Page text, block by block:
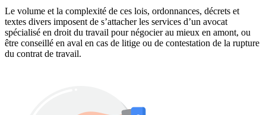
Le volume et la complexité de ces lois, ordonnances, décrets et
textes divers imposent de s’attacher les services d’un avocat
spécialisé en droit du travail pour négocier au mieux en amont, ou
être conseillé en aval en cas de litige ou de contestation de la rupture
du contrat de travail.